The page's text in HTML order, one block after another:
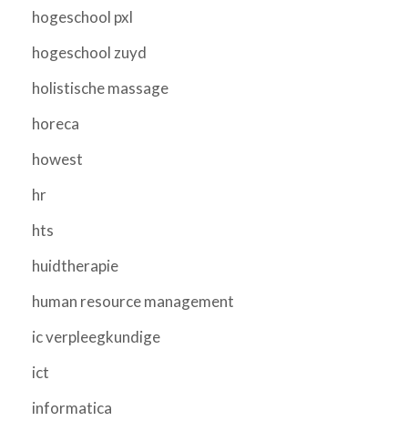
hogeschool pxl
hogeschool zuyd
holistische massage
horeca
howest
hr
hts
huidtherapie
human resource management
ic verpleegkundige
ict
informatica